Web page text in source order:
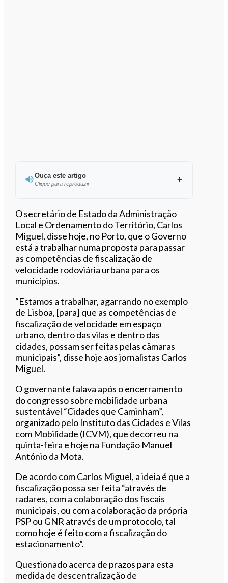
Ouça este artigo
Clique para reproduzir
Ouvir este artigo
O secretário de Estado da Administração
Local e Ordenamento do Território, Carlos
Miguel, disse hoje, no Porto, que o Governo
está a trabalhar numa proposta para passar
as competências de fiscalização de
velocidade rodoviária urbana para os
municípios.
“Estamos a trabalhar, agarrando no exemplo
de Lisboa, [para] que as competências de
fiscalização de velocidade em espaço
urbano, dentro das vilas e dentro das
cidades, possam ser feitas pelas câmaras
municipais”, disse hoje aos jornalistas Carlos
Miguel.
O governante falava após o encerramento
do congresso sobre mobilidade urbana
sustentável “Cidades que Caminham”,
organizado pelo Instituto das Cidades e Vilas
com Mobilidade (ICVM), que decorreu na
quinta-feira e hoje na Fundação Manuel
António da Mota.
De acordo com Carlos Miguel, a ideia é que a
fiscalização possa ser feita “através de
radares, com a colaboração dos fiscais
municipais, ou com a colaboração da própria
PSP ou GNR através de um protocolo, tal
como hoje é feito com a fiscalização do
estacionamento”.
Questionado acerca de prazos para esta
medida de descentralização de